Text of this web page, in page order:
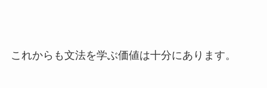
これからも文法を学ぶ価値は十分にあります。